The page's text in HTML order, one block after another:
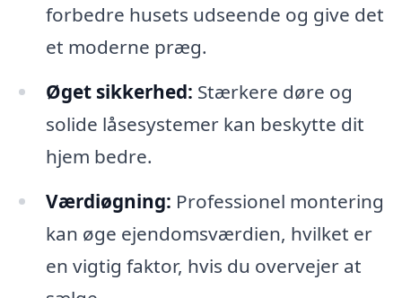
forbedre husets udseende og give det
et moderne præg.
Øget sikkerhed: Stærkere døre og
solide låsesystemer kan beskytte dit
hjem bedre.
Værdiøgning: Professionel montering
kan øge ejendomsværdien, hvilket er
en vigtig faktor, hvis du overvejer at